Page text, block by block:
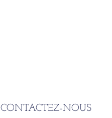
CONTACTEZ-NOUS